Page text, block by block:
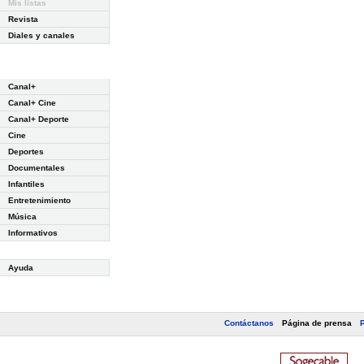
Mis listas
Revista
Diales y canales
Canal+
Canal+ Cine
Canal+ Deporte
Cine
Deportes
Documentales
Infantiles
Entretenimiento
Música
Informativos
Ayuda
Contáctanos Página de prensa